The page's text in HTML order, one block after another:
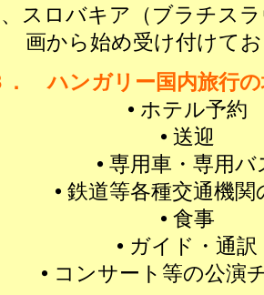
スロバキア（ブラチス
画から始め受け付けて
． ハンガリー国内旅行
• ホテル予約
• 送迎
• 専用車・専用バ
• 鉄道等各種交通機関
• 食事
• ガイド・通訳
• コンサート等の公演